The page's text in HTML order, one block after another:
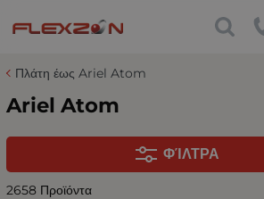
Πλάτη έως Ariel Atom
Ariel Atom
ΦΊΛΤΡΑ
2658 Προϊόντα